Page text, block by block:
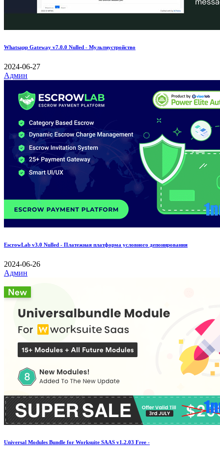
Whatsapp Gateway v7.0.0 Nulled - Мультиустройство
2024-06-27
Админ
EscrowLab v3.0 Nulled - Платежная платформа условного депонирования
2024-06-26
Админ
Universal Modules Bundle for Worksuite SAAS v1.2.03 Free -